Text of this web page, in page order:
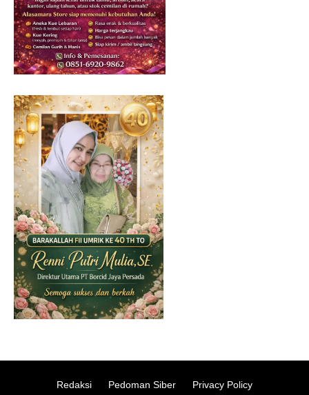
Redaksi Pedoman Siber Privacy Policy